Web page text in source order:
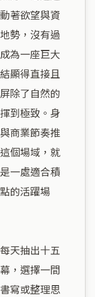
著欲望與資
勢，沒有過
為一座巨大
顯得直接且
除了自然的
到極致。身
商業節奏推
個場域，就
一處適合積
的活躍場
天抽出十五
，選擇一間
寫或整理思